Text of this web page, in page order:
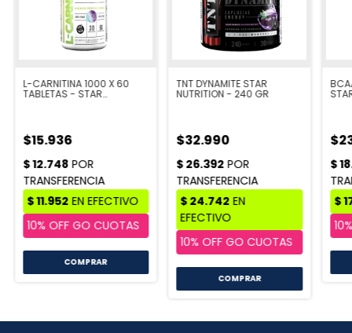
L-CARNITINA 1000 X 60
TABLETAS - STAR
$15.936
TNT DYNAMITE STAR
NUTRITION - 240 GR
$32.990
COMPRAR